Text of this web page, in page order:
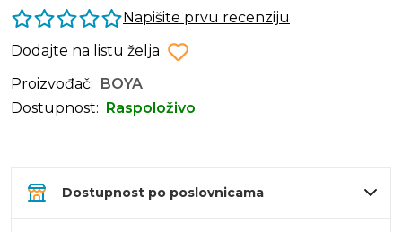
Napišite prvu recenziju
Dodajte na listu želja
Proizvođač:
BOYA
Dostupnost:
Raspoloživo
Dostupnost po poslovnicama